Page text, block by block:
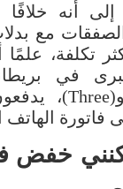
إلى أنه خلافًا
مع
تكلفة،
فاتورة
خفض